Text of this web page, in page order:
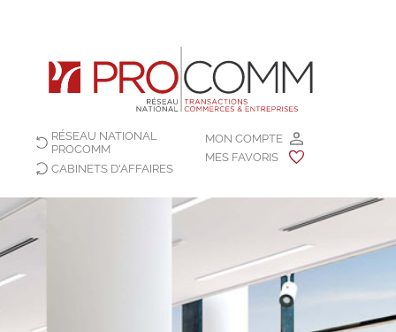
MON COMPTE
MES FAVORIS
RÉSEAU NATIONAL
PROCOMM
CABINETS D'AFFAIRES